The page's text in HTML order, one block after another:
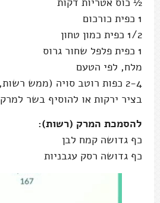
בציר ירקות או להוסיף בשר למרק)
להסמכת המרק (רשות):
כף גדושה קמח לבן
כף גדושה רסק עגבניות
00:45